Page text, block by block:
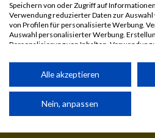
© MaxFun Sports GmbH
Speichern von oder Zugriff auf
Verwendung reduzierter Daten zur
von Profilen für personalisierte Werbung.
Auswahl personalisierter Werbung.
Personalisierung von Inhalten. Verwendung
Performance von Inhalten. Analyse von
Kombinationen von Daten aus
von Inhalten.
Daten können außerhalb der Europäischen
Alle akzeptieren
Nein, anpassen